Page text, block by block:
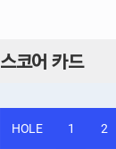
스코어 카드
HOLE 1 2